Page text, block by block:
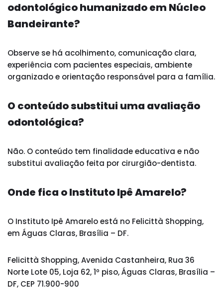
odontológico humanizado em Núcleo
Bandeirante?
Observe se há acolhimento, comunicação clara,
experiência com pacientes especiais, ambiente
organizado e orientação responsável para a família.
O conteúdo substitui uma avaliação
odontológica?
Não. O conteúdo tem finalidade educativa e não
substitui avaliação feita por cirurgião-dentista.
Onde fica o Instituto Ipê Amarelo?
O Instituto Ipê Amarelo está no Felicittà Shopping,
em Águas Claras, Brasília – DF.
Felicittà Shopping, Avenida Castanheira, Rua 36
Norte Lote 05, Loja 62, 1º piso, Águas Claras, Brasília –
DF, CEP 71.900-900